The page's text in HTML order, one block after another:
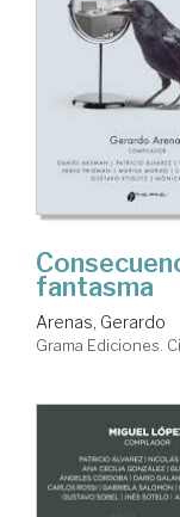
fantasma
Arenas, Gerardo
Grama Ediciones.